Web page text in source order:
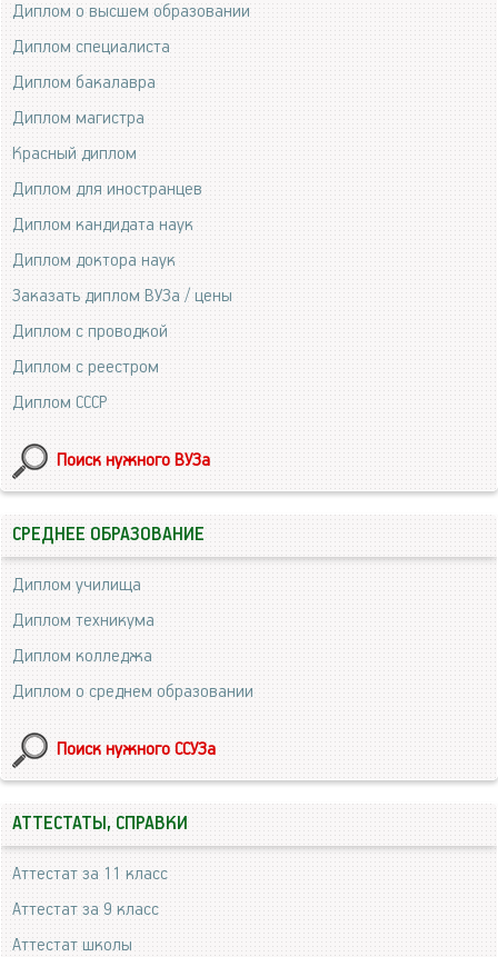
Диплом о высшем образовании
Диплом специалиста
Диплом бакалавра
Диплом магистра
Красный диплом
Диплом для иностранцев
Диплом кандидата наук
Диплом доктора наук
Заказать диплом ВУЗа / цены
Диплом с проводкой
Диплом с реестром
Диплом СССР
Поиск нужного ВУЗа
СРЕДНЕЕ ОБРАЗОВАНИЕ
Диплом училища
Диплом техникума
Диплом колледжа
Диплом о среднем образовании
Поиск нужного ССУЗа
АТТЕСТАТЫ, СПРАВКИ
Аттестат за 11 класс
Аттестат за 9 класс
Аттестат школы